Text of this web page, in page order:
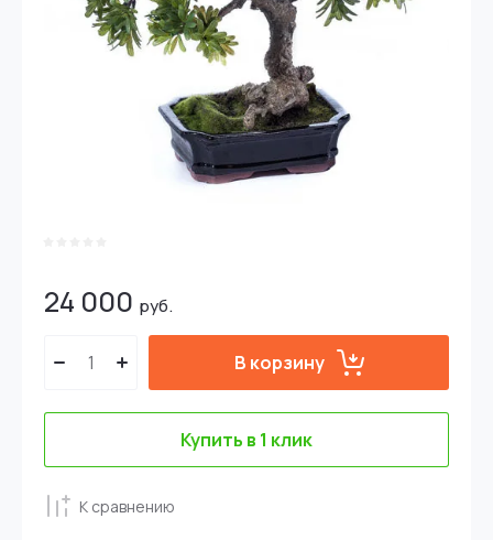
24 000 руб.
В корзину
Купить в 1 клик
К сравнению